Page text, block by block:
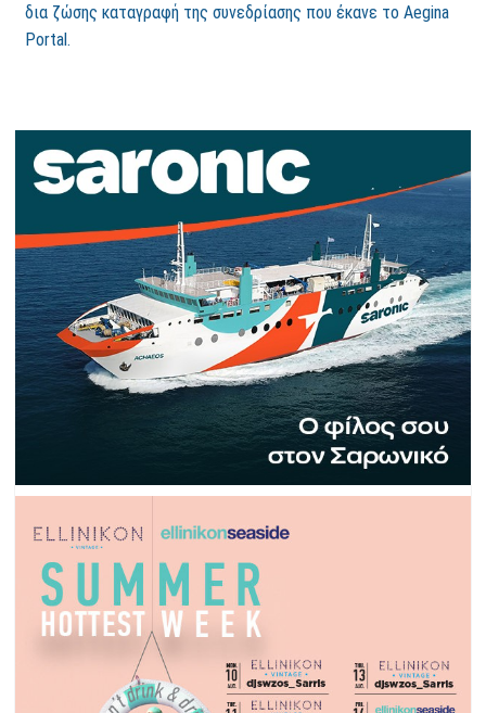
δια ζώσης καταγραφή της συνεδρίασης που έκανε το Aegina
Portal.